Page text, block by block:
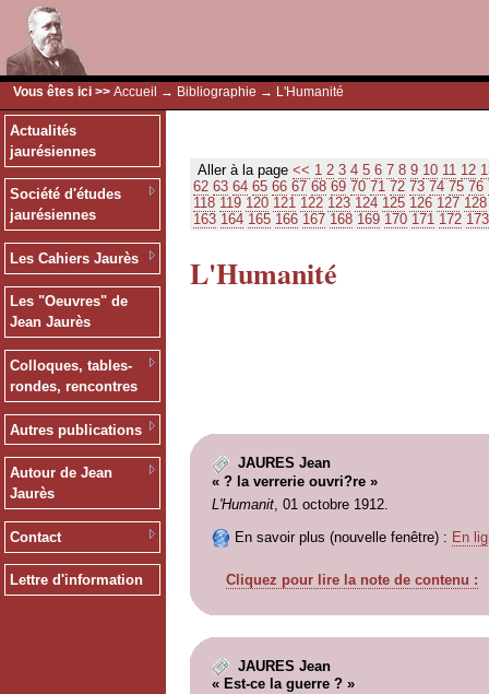
Vous êtes ici >> Accueil → Bibliographie → L'Humanité
Actualités
jaurésiennes
Société d'études
jaurésiennes
Les Cahiers Jaurès
Les "Oeuvres" de
Jean Jaurès
Colloques, tables-
rondes, rencontres
Autres publications
Autour de Jean
Jaurès
Contact
Lettre d'information
Aller à la page << 1 2 3 4 5 6 7 8 9 10 11 12
62 63 64 65 66 67 68 69 70 71 72 73 74 75 76
118 119 120 121 122 123 124 125 126 127 128
163 164 165 166 167 168 169 170 171 172 173
L'Humanité
JAURES Jean
« ? la verrerie ouvri?re »
L'Humanit, 01 octobre 1912.
En savoir plus (nouvelle fenêtre) : En
Cliquez pour lire la note de contenu :
JAURES Jean
« Est-ce la guerre ? »